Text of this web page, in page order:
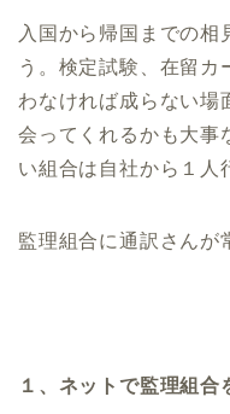
入国から帰国までの相
う。検定試験、在留カ
わなければ成らない場
会ってくれるかも大
い組合は自社から１人
監理組合に通訳さんが
１、ネットで監理組合